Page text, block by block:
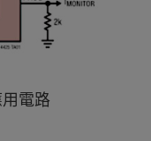
電路